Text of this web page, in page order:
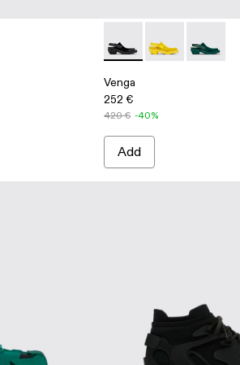
Yellow
001 - Black Venga - A500007-001 -
Venga -Venga -
Venga
252 €
420 € -40%
Add